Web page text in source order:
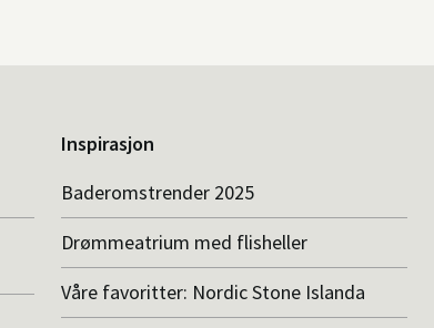
Inspirasjon
Baderomstrender 2025
Drømmeatrium med flisheller
Våre favoritter: Nordic Stone Islanda